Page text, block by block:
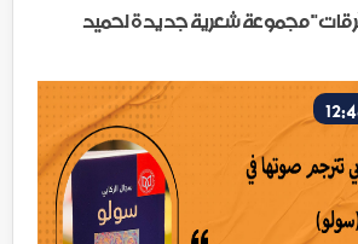
مجموعة شعرية جديدة لحميد